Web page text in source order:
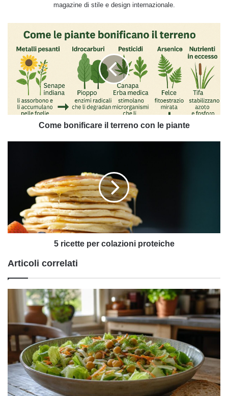
magazine di stile e design internazionale.
bonificare
terreno
Come bonificare il terreno con le piante
proteiche
5 ricette per colazioni proteiche
Articoli correlati